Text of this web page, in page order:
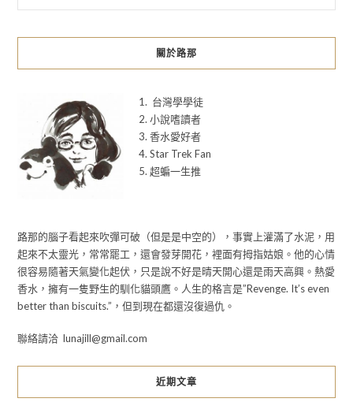
關於路那
1. 台灣學學徒
2. 小說嗜讀者
3. 香水愛好者
4. Star Trek Fan
5. 超蝙一生推
路那的腦子看起來吹彈可破（但是是中空的），事實上灌滿了水泥，用
起來不太靈光，常常罷工，還會發芽開花，裡面有拇指姑娘。他的心情
很容易隨著天氣變化起伏，只是說不好是晴天開心還是雨天高興。熱愛
香水，擁有一隻野生的馴化貓頭鷹。人生的格言是”Revenge. It’s even
better than biscuits.”，但到現在都還沒復過仇。
聯絡請洽 lunajill@gmail.com
近期文章